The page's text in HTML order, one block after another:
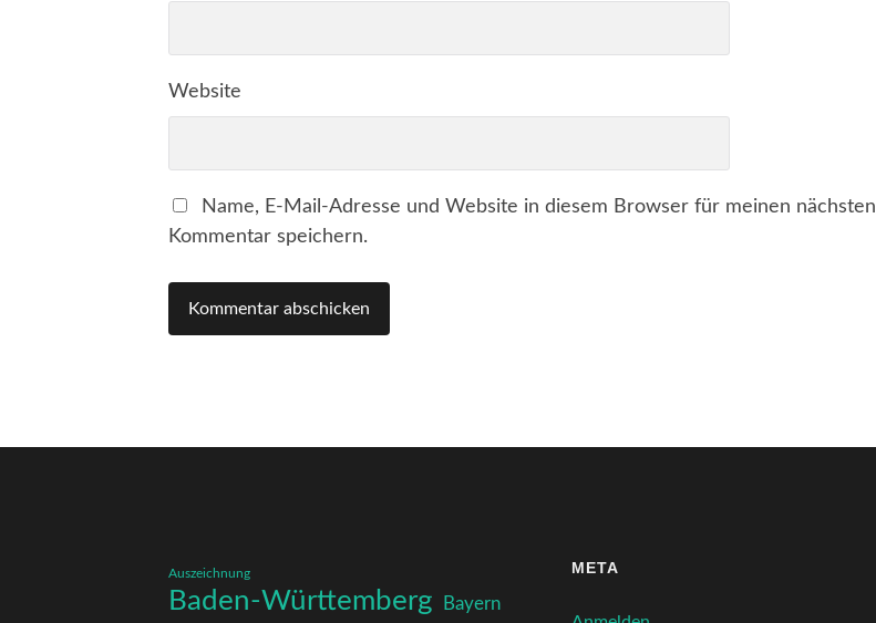
Website
Name, E-Mail-Adresse und Website in diesem Browser für meinen nächsten
Kommentar speichern.
Auszeichnung
Baden-Württemberg Bayern
META